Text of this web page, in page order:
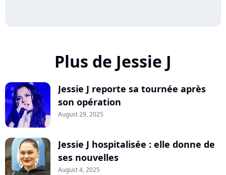
Plus de Jessie J
Jessie J reporte sa tournée après
son opération
August 29, 2025
Jessie J hospitalisée : elle donne de
ses nouvelles
August 4, 2025